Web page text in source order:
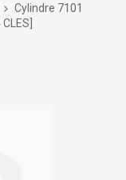
Cylindre 7101